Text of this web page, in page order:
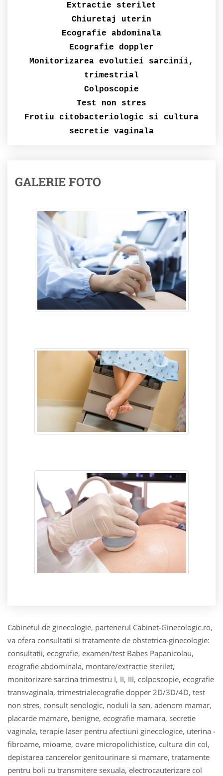
Extractie sterilet
Chiuretaj uterin
Ecografie abdominala
Ecografie doppler
Monitorizarea evolutiei sarcinii,
trimestrial
Colposcopie
Test non stres
Frotiu citobacteriologic si cultura
secretie vaginala
GALERIE FOTO
Cabinetul de ginecologie, partenerul Cabinet-Ginecologic.ro,
va ofera consultatii si tratamente de obstetrica-ginecologie:
consultatii, ecografie, examen/test Babes Papanicolau,
ecografie abdominala, montare/extractie sterilet,
monitorizare sarcina trimestru I, II, III, colposcopie, ecografie
transvaginala, trimestrialecografie dopper 2D/3D/4D, test
non stres, consult senologic, noduli la san, adenom mamar,
placarde mamare, benigne, ecografie mamara, secretie
vaginala, terapie laser pentru afectiuni ginecologice, uterina -
fibroame, mioame, ovare micropolichistice, cultura din col,
depistarea cancerelor genitourinare si mamare, tratamente
pentru boli cu transmitere sexuala, electrocauterizare col